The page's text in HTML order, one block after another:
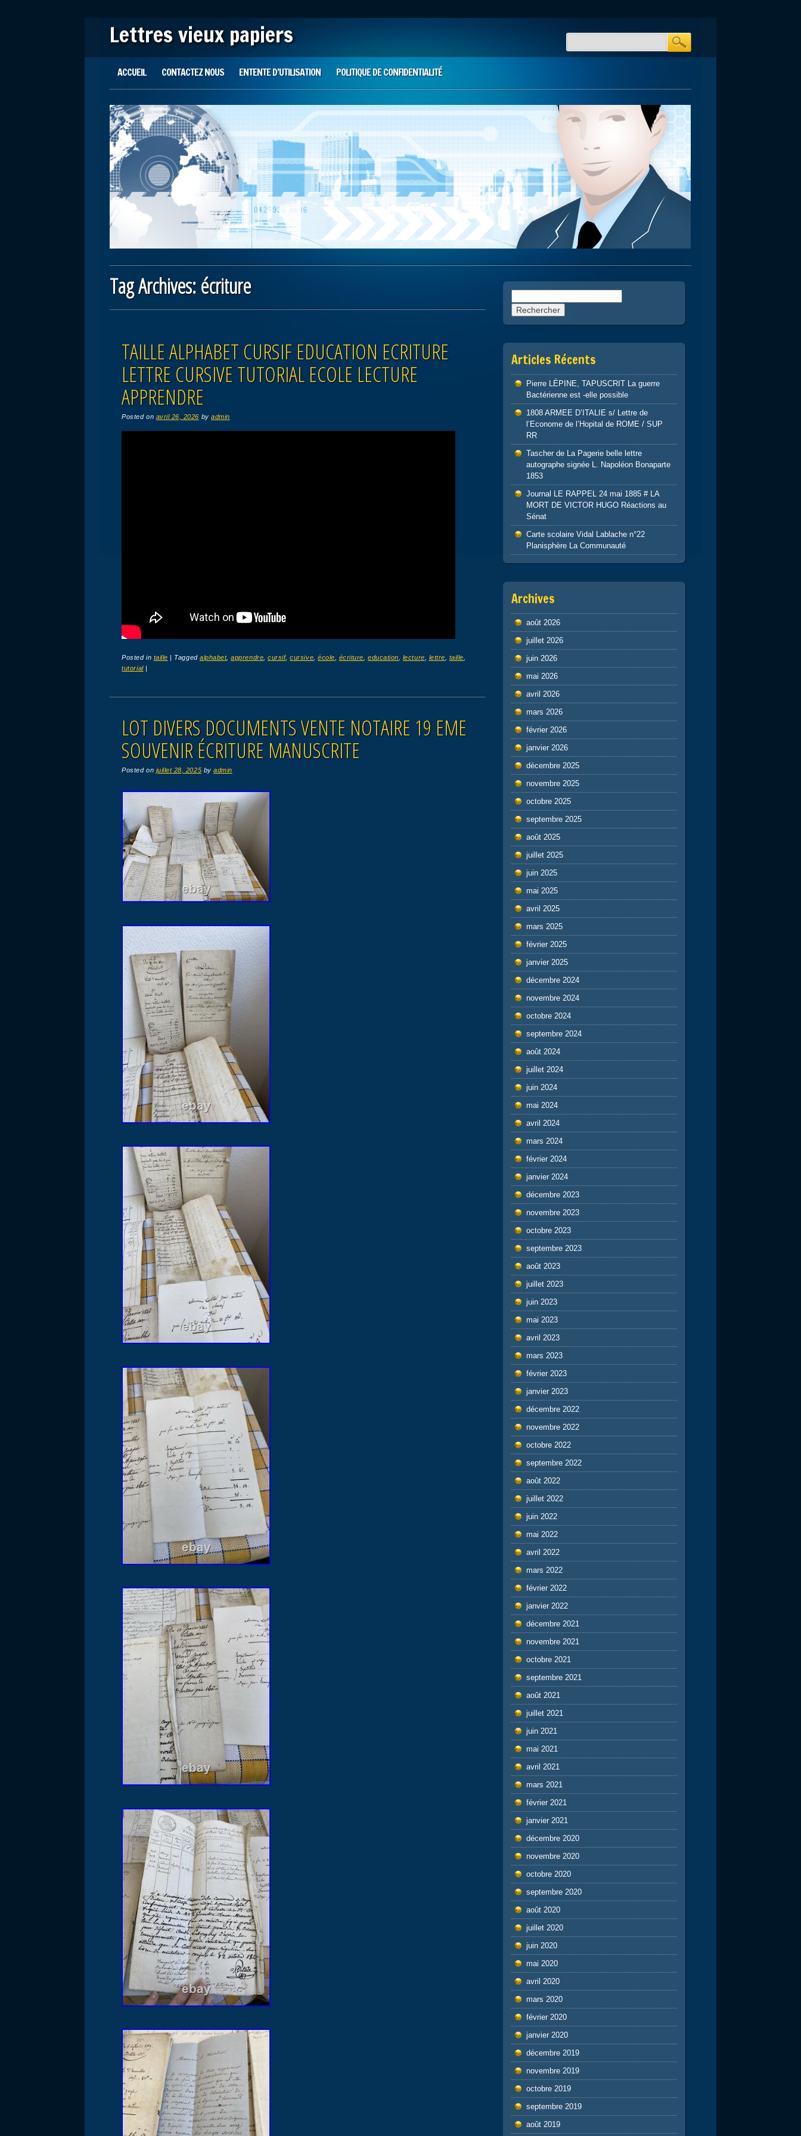
Lettres vieux papiers
Main menu
ACCUEIL CONTACTEZ NOUS ENTENTE D’UTILISATION POLITIQUE DE CONFIDENTIALITÉ
Tag Archives:écriture
TAILLE ALPHABET CURSIF EDUCATION ECRITURE
LETTRE CURSIVE TUTORIAL ECOLE LECTURE
APPRENDRE
Posted on avril 26, 2026 byadmin
Posted in taille | Taggedalphabet,apprendre ,cursif,cursive ,école écriture ,education lecture lettre taille
tutorial |
LOT DIVERS DOCUMENTS VENTE NOTAIRE 19 EME
SOUVENIR ÉCRITURE MANUSCRITE
Posted on juillet 28, 2025 byadmin
Articles Récents
Pierre LÉPINE, TAPUSCRIT La guerre
Bactérienne est -elle possible
1808 ARMEE D’ITALIE s/ Lettre de
l’Econome de l’Hopital de ROME / SUP
RR
Tascher de La Pagerie belle lettre
autographe signée L. Napoléon Bonaparte
1853
Journal LE RAPPEL 24 mai 1885 # LA
MORT DE VICTOR HUGO Réactions au
Sénat
Carte scolaire Vidal Lablache n°22
Planisphère La Communauté
Archives
août 2026
juillet 2026
juin 2026
mai 2026
avril 2026
mars 2026
février 2026
janvier 2026
décembre 2025
novembre 2025
octobre 2025
septembre 2025
août 2025
juillet 2025
juin 2025
mai 2025
avril 2025
mars 2025
février 2025
janvier 2025
décembre 2024
novembre 2024
octobre 2024
septembre 2024
août 2024
juillet 2024
juin 2024
mai 2024
avril 2024
mars 2024
février 2024
janvier 2024
décembre 2023
novembre 2023
octobre 2023
septembre 2023
août 2023
juillet 2023
juin 2023
mai 2023
avril 2023
mars 2023
février 2023
janvier 2023
décembre 2022
novembre 2022
octobre 2022
septembre 2022
août 2022
juillet 2022
juin 2022
mai 2022
avril 2022
mars 2022
février 2022
janvier 2022
décembre 2021
novembre 2021
octobre 2021
septembre 2021
août 2021
juillet 2021
juin 2021
mai 2021
avril 2021
mars 2021
février 2021
janvier 2021
décembre 2020
novembre 2020
octobre 2020
septembre 2020
août 2020
juillet 2020
juin 2020
mai 2020
avril 2020
mars 2020
février 2020
janvier 2020
décembre 2019
novembre 2019
octobre 2019
septembre 2019
août 2019